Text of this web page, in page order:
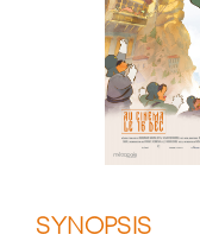
SYNOPSIS